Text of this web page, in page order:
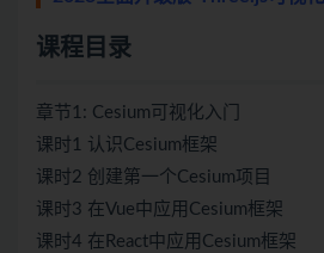
课程目录
章节1: Cesium可视化入门
课时1 认识Cesium框架
课时2 创建第一个Cesium项目
课时3 在Vue中应用Cesium框架
课时4 在React中应用Cesium框架